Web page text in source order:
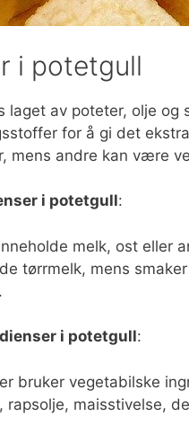
i potetgull
laget av poteter, olje
for å gi det
mens andre kan være
i potetgull:
melk, ost eller
tørrmelk, mens
i potetgull:
bruker vegetabilske
rapsolje, maisstivelse,